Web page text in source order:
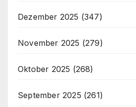
Dezember 2025 (347)
November 2025 (279)
Oktober 2025 (268)
September 2025 (261)